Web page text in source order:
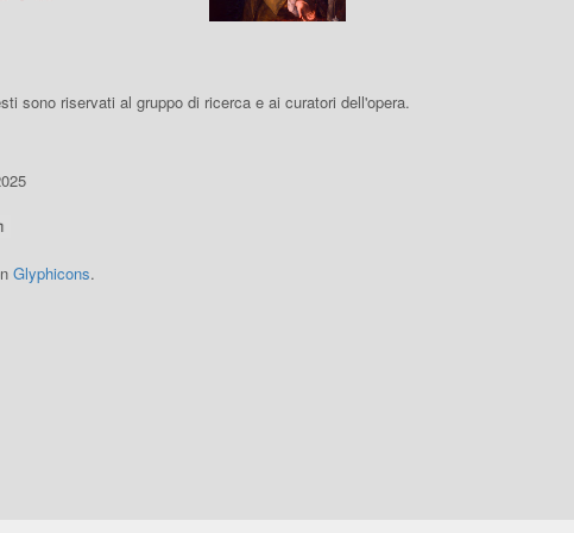
sono riservati al gruppo di ricerca e ai curatori dell'opera.
Glyphicons.